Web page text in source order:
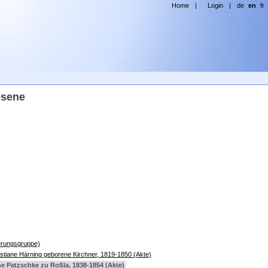
Härning geborene Kirchner, 1819-1850 (Akte)
Patzschke zu Roßla, 1838-1854 (Akte)
Home | Login | de en fr